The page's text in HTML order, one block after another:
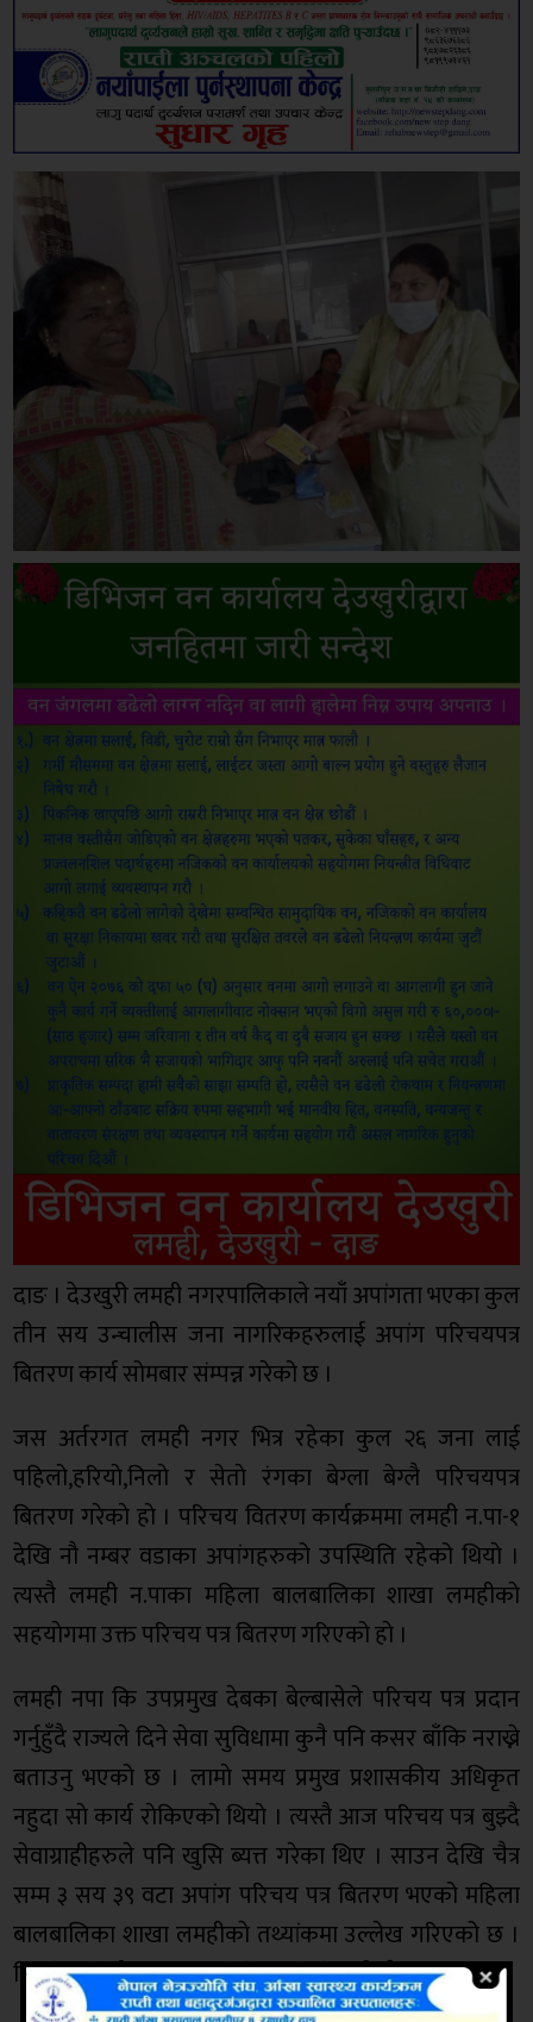
दाङ । देउखुरी लमही नगरपालिकाले नयाँ अपांगता भएका कुल
तीन सय उन्चालीस जना नागरिकहरुलाई अपांग परिचयपत्र
बितरण कार्य सोमबार संम्पन्न गरेको छ ।
जस अर्तरगत लमही नगर भित्र रहेका कुल २६ जना लाई
पहिलो,हरियाे,निलाे र सेताे रंगका बेग्ला बेग्लै परिचयपत्र
बितरण गरेकाे हाे । परिचय वितरण कार्यक्रममा लमही न.पा-१
देखि ना‌ै नम्बर वडाका अपांगहरुको उपस्थिति रहेको थियाे ।
त्यस्तै लमही न.पाका महिला बालबालिका शाखा लमहीकाे
सहयाेगमा उक्त परिचय पत्र बितरण गरिएको हाे ।
लमही नपा कि उपप्रमुख देबका बेल्बासेले परिचय पत्र प्रदान
गर्नुहुँदै राज्यले दिने सेवा सुविधामा कुनै पनि कसर बाँकि नराख्ने
बताउनु भएको छ । लामाे समय प्रमुख प्रशासकीय अधिकृत
नहुदा साे कार्य राेकिएकाे थियाे । त्यस्तै आज परिचय पत्र बुझ्दै
सेवाग्राहीहरुले पनि खुसि ब्यत्त गरेका थिए । साउन देखि चैत्र
सम्म ३ सय ३९ वटा अपांग परिचय पत्र बितरण भएको महिला
बालबालिका शाखा लमहीकाे तथ्यांकमा उल्लेख गरिएको छ ।
नियमित कार्य अनुसार आज वितरण गरिएको हाे ।